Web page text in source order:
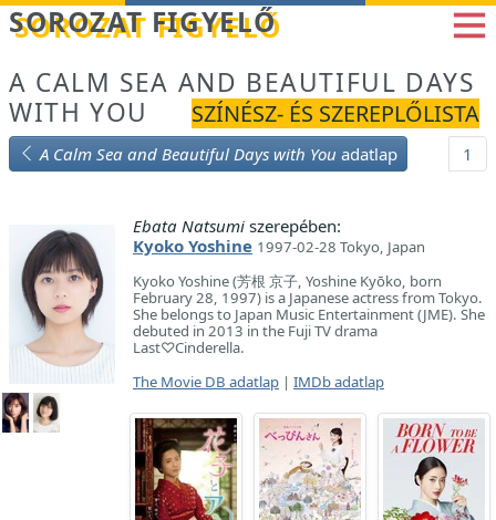
Betöltés...
SOROZAT FIGYELŐ
A CALM SEA AND BEAUTIFUL DAYS
WITH YOU
SZÍNÉSZ- ÉS SZEREPLŐLISTA
A Calm Sea and Beautiful Days with You adatlap 1
Ebata Natsumi szerepében:
Kyoko Yoshine 1997-02-28 Tokyo, Japan
Kyoko Yoshine (芳根 京子, Yoshine Kyōko, born
February 28, 1997) is a Japanese actress from Tokyo.
She belongs to Japan Music Entertainment (JME). She
debuted in 2013 in the Fuji TV drama
Last♡Cinderella.
The Movie DB adatlap | IMDb adatlap